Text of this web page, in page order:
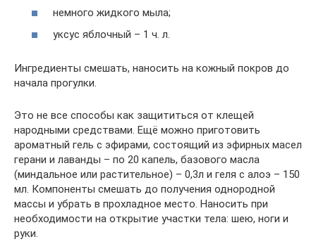
немного жидкого мыла;
уксус яблочный – 1 ч. л.
Ингредиенты смешать, наносить на кожный покров до
начала прогулки.
Это не все способы как защититься от клещей
народными средствами. Ещё можно приготовить
ароматный гель с эфирами, состоящий из эфирных масел
герани и лаванды – по 20 капель, базового масла
(миндальное или растительное) – 0,3л и геля с алоэ – 150
мл. Компоненты смешать до получения однородной
массы и убрать в прохладное место. Наносить при
необходимости на открытие участки тела: шею, ноги и
руки.